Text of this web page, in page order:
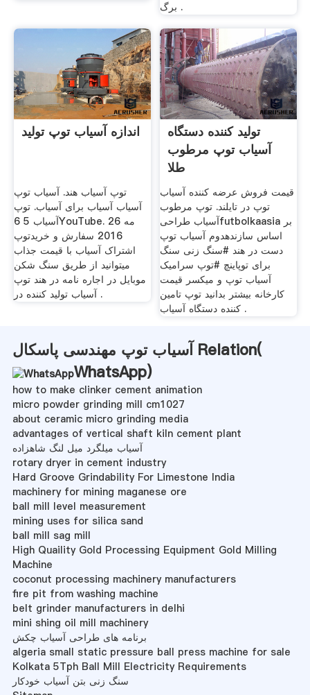
برگ .
اندازه آسیاب توپ تولید
توپ آسیاب هند. آسیاب توپ
آسیاب آسیاب برای آسیاب. توپ
آسیاب 5 6YouTube. 26 مه
2016 سفارش و خریدتوپ
اشتراک آسیاب با قیمت جذاب
میتوانید از طریق سنگ شکن
موبایل در اجاره نامه در هند توپ
آسیاب تولید کننده در .
تولید کننده دستگاه
آسیاب توپ مرطوب
طلا
قیمت فروش عرضه کننده آسیاب
توپ در تایلند. توپ مرطوب
آسیاب طراحیfutbolkaasia بر
اساس سازندهدوم آسیاب توپ
دست در هند #سنگ زنی سنگ
برای توپاینچ #توپ سرامیک
آسیاب توپ و میکسر قیمت
کارخانه بیشتر بدانید توپ تامین
کننده دستگاه آسیاب .
آسیاب توپ مهندسی پاسکال Relation(
WhatsApp)
how to make clinker cement animation
micro powder grinding mill cm1027
about ceramic micro grinding media
advantages of vertical shaft kiln cement plant
آسیاب میلگرد میل لنگ شاهزاده
rotary dryer in cement industry
Hard Groove Grindability For Limestone India
machinery for mining maganese ore
ball mill level measurement
mining uses for silica sand
ball mill sag mill
High Quaility Gold Processing Equipment Gold Milling
Machine
coconut processing machinery manufacturers
fire pit from washing machine
belt grinder manufacturers in delhi
mini shing oil mill machinery
برنامه های طراحی آسیاب چکش
algeria small static pressure ball press machine for sale
Kolkata 5Tph Ball Mill Electricity Requirements
سنگ زنی بتن آسیاب خودکار